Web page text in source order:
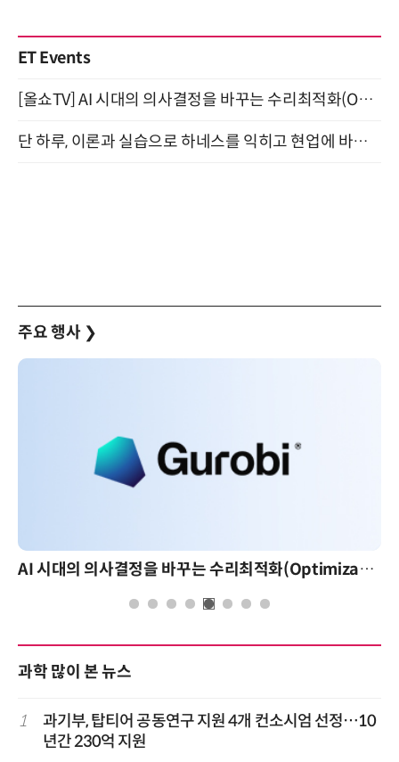
ET Events
[올쇼TV] AI 시대의 의사결정을 바꾸는 수리최적화(Optimization) 소개 (8/20 생방송)
단 하루, 이론과 실습으로 하네스를 익히고 현업에 바로 쓰는 핸즈온 워크숍 (8/20)
주요 행사 ❯
AI 시대의 의사결정을 바꾸는 수리최적화(Optimization): 실제 산업 적용 사례와 활용 전략
과학 많이 본 뉴스
1
과기부, 탑티어 공동연구 지원 4개 컨소시엄 선정…10
년간 230억 지원